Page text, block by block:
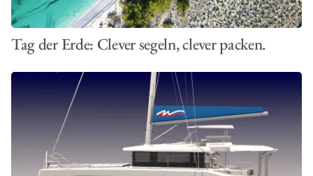
Tag der Erde: Clever segeln, clever packen.